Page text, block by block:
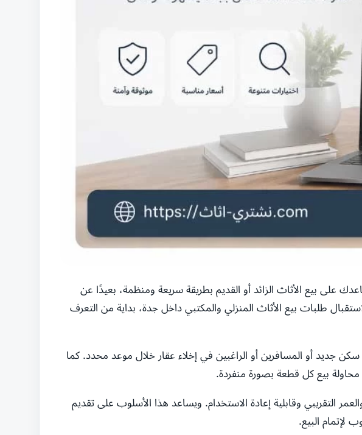
على بيع الأثاث الزائد أو القديم بطريقة سريعة ومنظمة، بعيدًا عن
طلبات بيع الأثاث المنزلي والمكتبي داخل جدة، بداية من التعرف
جديد أو المسافرين أو الراغبين في إخلاء عقار خلال موعد محدد. كما
بيع كل قطعة بصورة منفردة.
التقريبي وقابلية إعادة الاستخدام. ويساعد هذا الأسلوب على تقديم
البيع.